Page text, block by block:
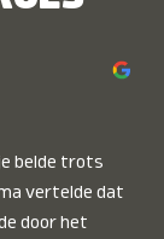
belde trots
vertelde dat
door het